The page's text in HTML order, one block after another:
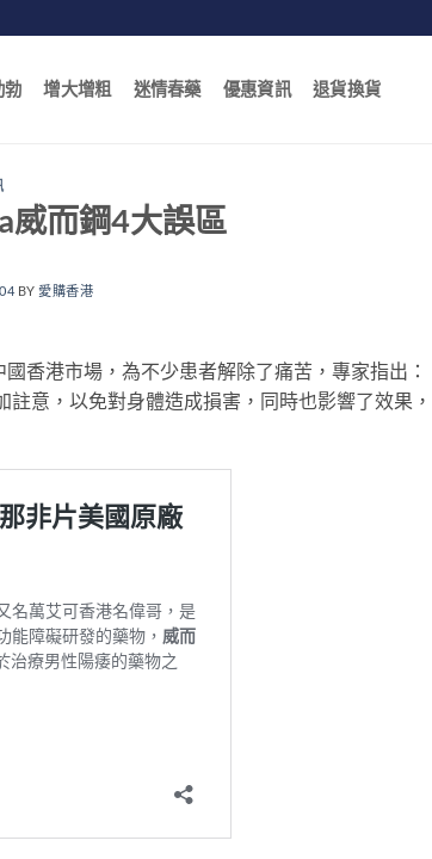
勃 增大增粗 迷情春藥 優惠資訊 退貨換貨
威而鋼4大誤區
BY愛購香港
香港市場，為不少患者解除了痛苦，專家指出：
意，以免對身體造成損害，同時也影響了效果，